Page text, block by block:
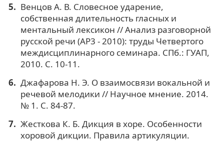
Венцов А. В. Словесное ударение,
собственная длительность гласных и
ментальный лексикон // Анализ разговорной
русской речи (АР3 - 2010): труды Четвертого
междисциплинарного семинара. СПб.: ГУАП,
2010. С. 10-11.
Джафарова Н. Э. О взаимосвязи вокальной и
речевой мелодики // Научное мнение. 2014.
№ 1. С. 84-87.
Жесткова К. Б. Дикция в хоре. Особенности
хоровой дикции. Правила артикуляции.